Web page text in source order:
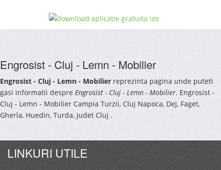
Engrosist - Cluj - Lemn - Mobilier
Engrosist - Cluj - Lemn - Mobilierreprezinta pagina unde puteti
gasi informatii despre Engrosist - Cluj - Lemn - Mobilier. Engrosist -
Cluj - Lemn - Mobilier Campia Turzii, Cluj Napoca, Dej, Faget,
Gherla, Huedin, Turda, judet Cluj .
LINKURI UTILE